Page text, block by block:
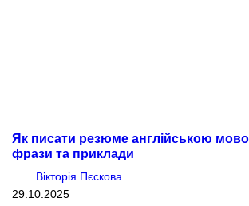
Як писати резюме англійською
фрази та приклади
Вікторія Пєскова
29.10.2025